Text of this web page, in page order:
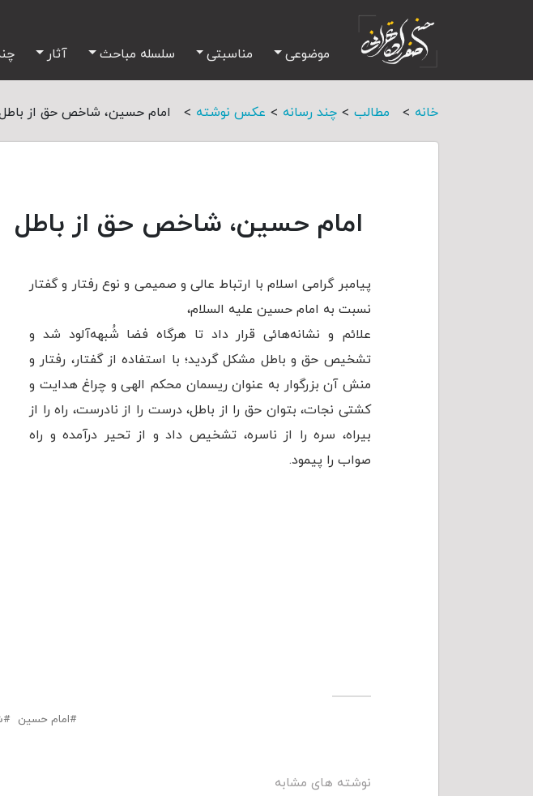
موضوعی مناسبتی سلسله مباحث آثار
خانه > مطالب > چند رسانه > عکس نوشته > امام حسین، شاخص حق از
امام حسین، شاخص حق از باطل
پیامبر گرامی اسلام با ارتباط عالی و صمیمی و نوع رفتار و گفتار
نسبت به امام حسین علیه السلام،
علائم و نشانه‌هائی قرار داد تا هرگاه فضا شُبهه‌آلود شد و
تشخیص حق و باطل مشكل ‌گردید؛ با استفاده از گفتار، رفتار و
منش آن بزرگوار به عنوان ریسمان محکم الهی و چراغ هدایت و
کشتی نجات، بتوان حق را از باطل، درست را از نادرست، راه را از
بیراه، سره را از ناسره، تشخیص داد و از تحیر درآمده و راه
صواب را پیمود.
امام حسین
نوشته های مشابه